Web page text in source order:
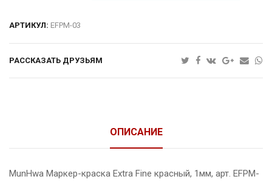
АРТИКУЛ: EFPM-03
РАССКАЗАТЬ ДРУЗЬЯМ
ОПИСАНИЕ
MunHwa Маркер-краска Extra Fine красный, 1мм, арт. EFPM-